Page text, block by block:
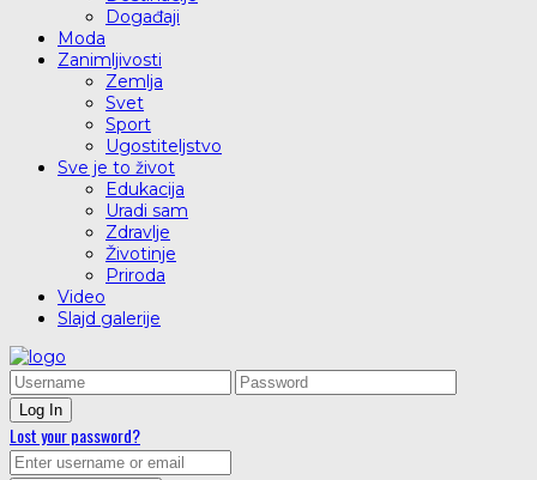
Događaji
Moda
Zanimljivosti
Zemlja
Svet
Sport
Ugostiteljstvo
Sve je to život
Edukacija
Uradi sam
Zdravlje
Životinje
Priroda
Video
Slajd galerije
Lost your password?